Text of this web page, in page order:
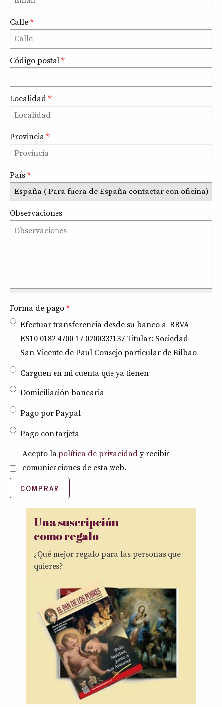
Calle *
Código postal *
Localidad *
Provincia *
País *
Observaciones
Forma de pago *
Efectuar transferencia desde su banco a: BBVA
ES10 0182 4700 17 0200332137 Titular: Sociedad
San Vicente de Paul Consejo particular de Bilbao
Carguen en mi cuenta que ya tienen
Domiciliación bancaria
Pago por Paypal
Pago con tarjeta
Política de privacidad*
Acepto la política de privacidad y recibir
comunicaciones de esta web.
COMPRAR
Una suscripción
como regalo
¿Qué mejor regalo para las personas que
quieres?